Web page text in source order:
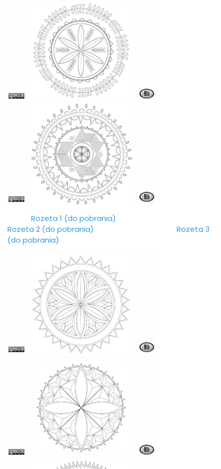
Rozeta 1 (do pobrania)
Rozeta 2 (do pobrania)
Rozeta 3
(do pobrania)